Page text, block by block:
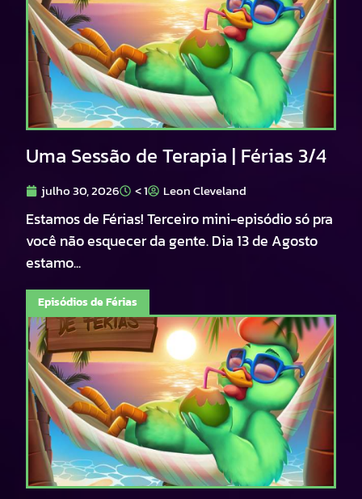
Uma Sessão de Terapia | Férias 3/4
julho 30, 2026 < 1 Leon Cleveland
Estamos de Férias! Terceiro mini-episódio só pra
você não esquecer da gente. Dia 13 de Agosto
estamo...
Episódios de Férias